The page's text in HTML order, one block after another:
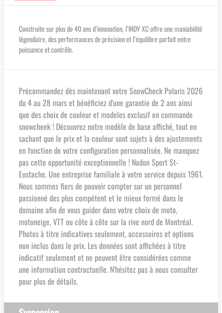
Construite sur plus de 40 ans d’innovation, l’INDY XC offre une maniabilité
légendaire, des performances de précision et l’équilibre parfait entre
puissance et contrôle.
Précommandez dès maintenant votre SnowCheck Polaris 2026
du 4 au 28 mars et bénéficiez d'une garantie de 2 ans ainsi
que des choix de couleur et modeles exclusif en commande
snowcheek ! Découvrez notre modèle de base affiché, tout en
sachant que le prix et la couleur sont sujets à des ajustements
en fonction de votre configuration personnalisée. Ne manquez
pas cette opportunité exceptionnelle ! Nadon Sport St-
Eustache. Une entreprise familiale à votre service depuis 1961.
Nous sommes fiers de pouvoir compter sur un personnel
passionné des plus compétent et le mieux formé dans le
domaine afin de vous guider dans votre choix de moto,
motoneige, VTT ou côte à côte sur la rive nord de Montréal.
Photos à titre indicatives seulement, accessoires et options
non inclus dans le prix. Les données sont affichées à titre
indicatif seulement et ne peuvent être considérées comme
une information contractuelle. N'hésitez pas à nous consulter
pour plus de détails.